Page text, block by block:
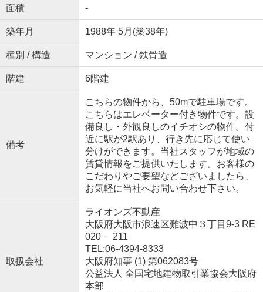
面積 -
築年月 1988年 5月(築38年)
種別 / 構造 マンション / 鉄骨造
階建 6階建
備考
こちらの物件から、50mで駐車場です。
こちらはエレベーター付き物件です。設
備良し・外観良しのイチオシの物件。付
近に駅が2駅あり、行き先に応じて使い
分けができます。当社スタッフが地域の
賃貸情報をご提供いたします。お客様の
こだわりやご要望などございましたら、
お気軽に当社へお問い合わせ下さい。
取扱会社
ライオンズ不動産
大阪府大阪市浪速区難波中３丁目9-3 RE
020－ 211
TEL:06-4394-8333
大阪府知事 (1) 第062083号
公益法人 全国宅地建物取引業協会大阪府
本部